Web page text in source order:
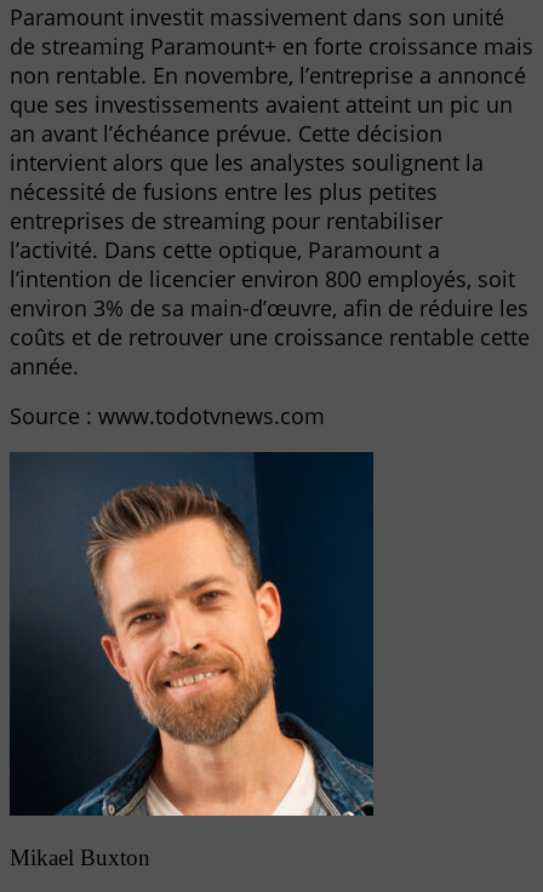
Paramount investit massivement dans son unité
de streaming Paramount+ en forte croissance mais
non rentable. En novembre, l’entreprise a annoncé
que ses investissements avaient atteint un pic un
an avant l’échéance prévue. Cette décision
intervient alors que les analystes soulignent la
nécessité de fusions entre les plus petites
entreprises de streaming pour rentabiliser
l’activité. Dans cette optique, Paramount a
l’intention de licencier environ 800 employés, soit
environ 3% de sa main-d’œuvre, afin de réduire les
coûts et de retrouver une croissance rentable cette
année.
Source : www.todotvnews.com
Mikael Buxton